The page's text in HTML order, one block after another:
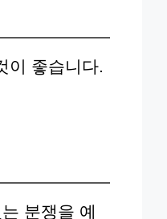
이 좋습니다.
분쟁을 예